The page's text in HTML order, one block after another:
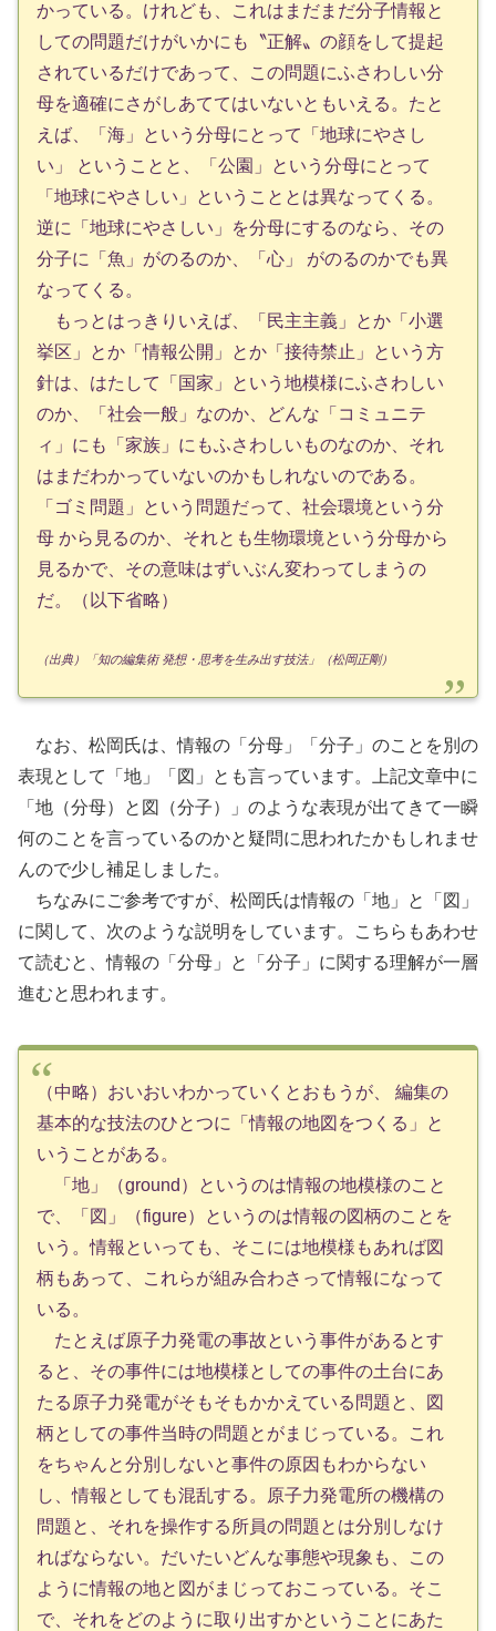
かっている。けれども、これはまだまだ分子情報と
しての問題だけがいかにも〝正解〟の顔をして提起
されているだけであって、この問題にふさわしい分
母を適確にさがしあててはいないともいえる。たと
えば、「海」という分母にとって「地球にやさし
い」 ということと、「公園」という分母にとって
「地球にやさしい」ということとは異なってくる。
逆に「地球にやさしい」を分母にするのなら、その
分子に「魚」がのるのか、「心」 がのるのかでも異
なってくる。
もっとはっきりいえば、「民主主義」とか「小選
挙区」とか「情報公開」とか「接待禁止」という方
針は、はたして「国家」という地模様にふさわしい
のか、「社会一般」なのか、どんな「コミュニテ
ィ」にも「家族」にもふさわしいものなのか、それ
はまだわかっていないのかもしれないのである。
「ゴミ問題」という問題だって、社会環境という分
母 から見るのか、それとも生物環境という分母から
見るかで、その意味はずいぶん変わってしまうの
だ。（以下省略）
（出典）「知の編集術 発想・思考を生み出す技法」（松岡正剛）
なお、松岡氏は、情報の「分母」「分子」のことを別の
表現として「地」「図」とも言っています。上記文章中に
「地（分母）と図（分子）」のような表現が出てきて一瞬
何のことを言っているのかと疑問に思われたかもしれませ
んので少し補足しました。
ちなみにご参考ですが、松岡氏は情報の「地」と「図」
に関して、次のような説明をしています。こちらもあわせ
て読むと、情報の「分母」と「分子」に関する理解が一層
進むと思われます。
（中略）おいおいわかっていくとおもうが、 編集の
基本的な技法のひとつに「情報の地図をつくる」と
いうことがある。
「地」（ground）というのは情報の地模様のこと
で、「図」（figure）というのは情報の図柄のことを
いう。情報といっても、そこには地模様もあれば図
柄もあって、これらが組み合わさって情報になって
いる。
たとえば原子力発電の事故という事件があるとす
ると、その事件には地模様としての事件の土台にあ
たる原子力発電がそもそもかかえている問題と、図
柄としての事件当時の問題とがまじっている。これ
をちゃんと分別しないと事件の原因もわからない
し、情報としても混乱する。原子力発電所の機構の
問題と、それを操作する所員の問題とは分別しなけ
ればならない。だいたいどんな事態や現象も、この
ように情報の地と図がまじっておこっている。そこ
で、それをどのように取り出すかということにあた